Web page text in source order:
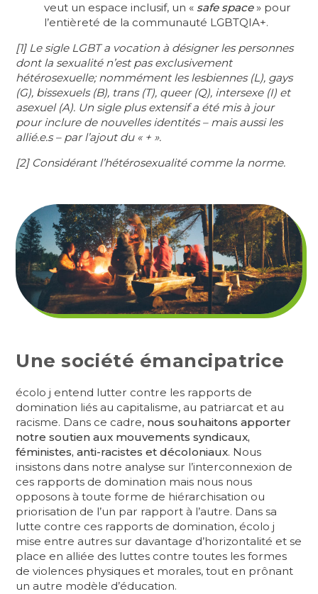
veut un espace inclusif, un « safe space» pour
l’entièreté de la communauté LGBTQIA+.
[1] Le sigle LGBT a vocation à désigner les personnes
dont la sexualité n’est pas exclusivement
hétérosexuelle; nommément les lesbiennes (L), gays
(G), bissexuels (B), trans (T), queer (Q), intersexe (I) et
asexuel (A). Un sigle plus extensif a été mis à jour
pour inclure de nouvelles identités – mais aussi les
allié.e.s – par l’ajout du « + ».
[2] Considérant l’hétérosexualité comme la norme.
Une société émancipatrice
écolo j entend lutter contre les rapports de
domination liés au capitalisme, au patriarcat et au
racisme. Dans ce cadre, nous souhaitons apporter
notre soutien aux mouvements syndicaux,
féministes, anti-racistes et décoloniaux. Nous
insistons dans notre analyse sur l’interconnexion de
ces rapports de domination mais nous nous
opposons à toute forme de hiérarchisation ou
priorisation de l’un par rapport à l’autre. Dans sa
lutte contre ces rapports de domination, écolo j
mise entre autres sur davantage d’horizontalité et se
place en alliée des luttes contre toutes les formes
de violences physiques et morales, tout en prônant
un autre modèle d’éducation.